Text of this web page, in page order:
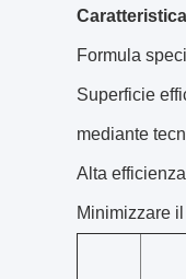
Formula
Superficie
mediante
Alta
Minimizzare